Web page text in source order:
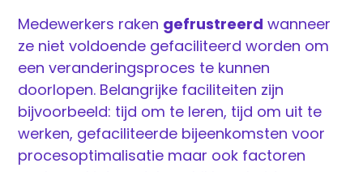
Medewerkers raken gefrustreerd wanneer
ze niet voldoende gefaciliteerd worden om
een veranderingsproces te kunnen
doorlopen. Belangrijke faciliteiten zijn
bijvoorbeeld: tijd om te leren, tijd om uit te
werken, gefaciliteerde bijeenkomsten voor
procesoptimalisatie maar ook factoren